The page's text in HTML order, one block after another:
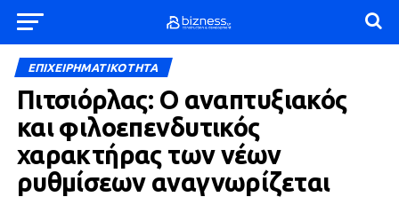
ΕΠΙΧΕΙΡΗΜΑΤΙΚΟΤΗΤΑ
Πιτσιόρλας: Ο αναπτυξιακός
και φιλοεπενδυτικός
χαρακτήρας των νέων
ρυθμίσεων αναγνωρίζεται